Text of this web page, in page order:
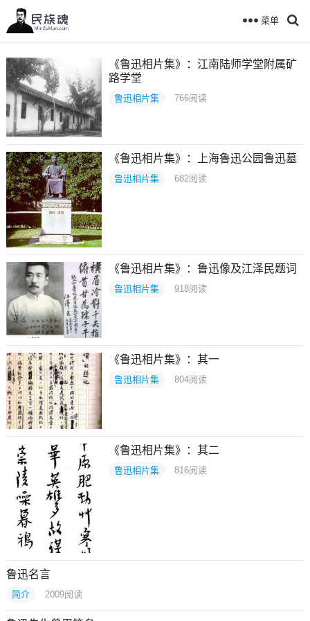
菜单
《鲁迅相片集》：江南陆师学堂附属矿
路学堂
鲁迅相片集 766阅读
《鲁迅相片集》：上海鲁迅公园鲁迅墓
鲁迅相片集 682阅读
《鲁迅相片集》：鲁迅像及江泽民题词
鲁迅相片集 918阅读
《鲁迅相片集》：其一
鲁迅相片集 804阅读
《鲁迅相片集》：其二
鲁迅相片集 816阅读
鲁迅名言
简介 2009阅读